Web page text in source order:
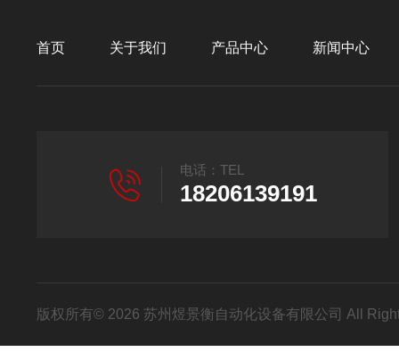
首页 关于我们 产品中心 新闻中心
电话：TEL
18206139191
版权所有© 2026 苏州煜景衡自动化设备有限公司 All